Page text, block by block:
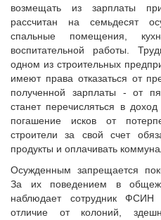
возмещать из зарплаты
рассчитан на семьдесят
спальные помещения,
воспитательной работы.
одном из строительных
имеют права отказаться от
полученной зарплаты - от
станет перечисляться в
погашение исков от
строители за свой счет
продукты и оплачивать
Осужденным запрещается
За их поведением в
наблюдает сотрудник
отличие от колоний,